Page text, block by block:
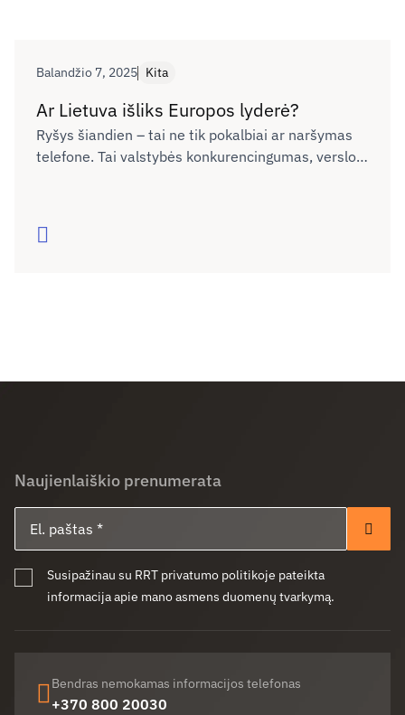
Balandžio 7, 2025 Kita
Ar Lietuva išliks Europos lyderė?
Ryšys šiandien – tai ne tik pokalbiai ar naršymas
telefone. Tai valstybės konkurencingumas, verslo
pakeisti?
Skaityti
Naujienlaiškio prenumerata
Susipažinau su RRT privatumo politikoje pateikta
informacija apie mano asmens duomenų tvarkymą.
Bendras nemokamas informacijos telefonas
+370 800 20030